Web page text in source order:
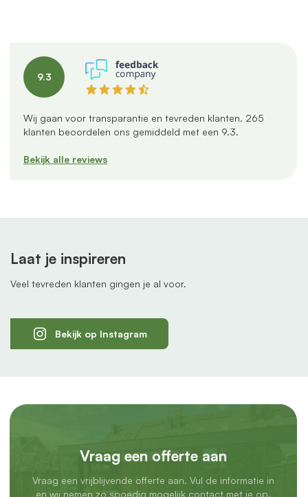
9.3
Wij gaan voor transparantie en tevreden klanten. 265
klanten beoordelen ons gemiddeld met een 9.3.
Bekijk alle reviews
Laat je inspireren
Veel tevreden klanten gingen je al voor.
Bekijk op Instagram
Vraag een offerte aan
Vraag een vrijblijvende offerte aan. Vul de informatie in
en wij nemen zo spoedig mogelijk contact met je op.